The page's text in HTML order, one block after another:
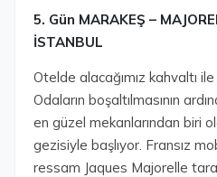
5. Gün MARAKEŞ –
İSTANBUL
Otelde alacağımız kahvaltı
Odaların boşaltılmasının
en güzel mekanlarından biri
gezisiyle başlıyor. Fransız
ressam Jaques Majorelle